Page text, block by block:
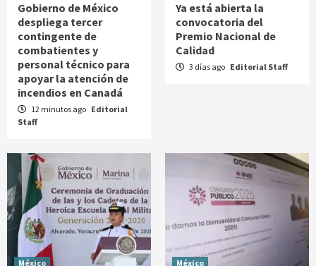
Gobierno de México
despliega tercer
contingente de
combatientes y
personal técnico para
apoyar la atención de
incendios en Canadá
12 minutos ago Editorial
Staff
Ya está abierta la
convocatoria del
Premio Nacional de
Calidad
3 días ago Editorial Staff
México México